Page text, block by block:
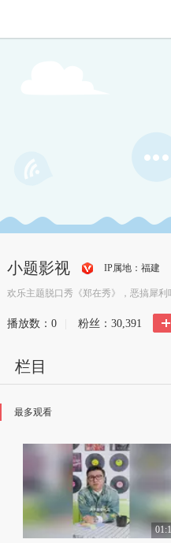
小题影视
狐
自
媒
IP属地：福建
欢乐主题脱口秀《郑在秀》，恶搞犀
播放数： 0 粉丝： 30,391
栏目
最多观看